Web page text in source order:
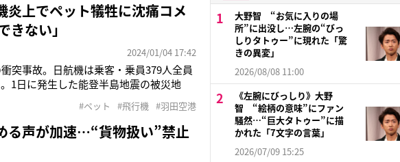
上でペット犠牲に沈痛コメ
ない」
2024/01/04 17:42
突事故。日航機は乗客・乗員379人全員
1日に発生した能登半島地震の被災地
は2件のペットの預かりがあったもの
#ペット #飛行機 #羽田空港
る声が加速…“貨物扱い”禁止
大野智 “お気に入りの場
所”に出没し…左腕の“びっ
しりタトゥー”に現れた「驚
きの異変」
2026/08/08 11:00
《左腕にびっしり》大野
智 “絵柄の意味”にファン
騒然…“巨大タトゥー”に描
かれた「7文字の言葉」
2026/07/09 15:25